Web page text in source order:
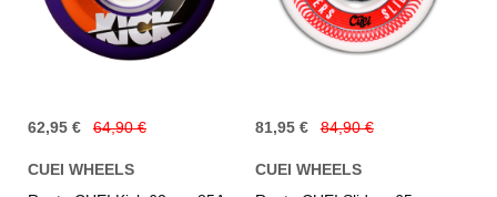
62,95 € 64,90 €
CUEI WHEELS
81,95 € 84,90 €
CUEI WHEELS